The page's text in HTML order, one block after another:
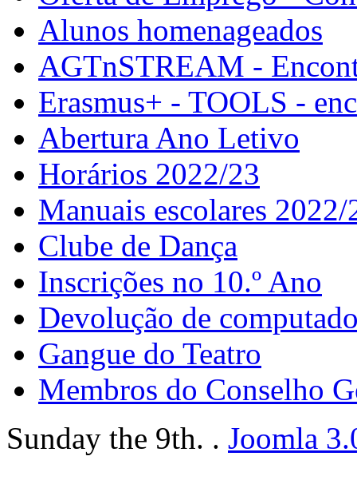
Alunos homenageados
AGTnSTREAM -
Erasmus+ - TOOLS -
Abertura Ano Letivo
Horários 2022/23
Manuais escolares 2022/
Clube de Dança
Inscrições no 10.º Ano
Devolução de
Gangue do Teatro
Membros do Conselho
Sunday the 9th. . Joomla